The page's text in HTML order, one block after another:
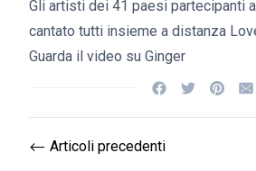
Gli artisti dei 41 paesi partecipanti
cantato tutti insieme a distanza
Guarda il video su Ginger
⟵ Articoli precedenti